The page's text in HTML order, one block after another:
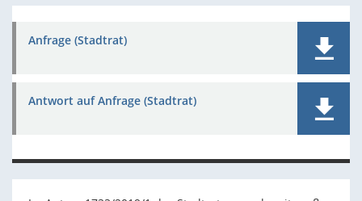
Anfrage (Stadtrat)
Antwort auf Anfrage (Stadtrat)